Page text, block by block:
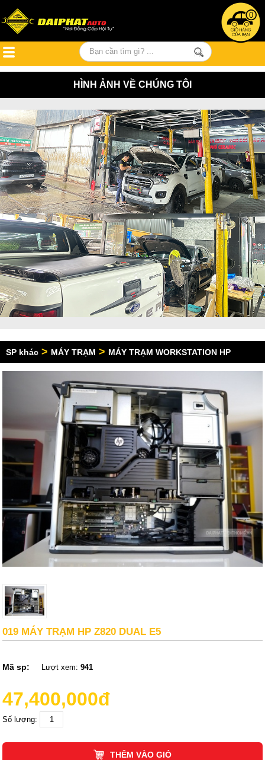
0
HÌNH ẢNH VỀ CHÚNG TÔI
SP khác > MÁY TRẠM > MÁY TRẠM WORKSTATION HP
019 MÁY TRẠM HP Z820 DUAL E5
Mã sp: Lượt xem:941
47,400,000đ
Số lượng:
THÊM VÀO GIỎ